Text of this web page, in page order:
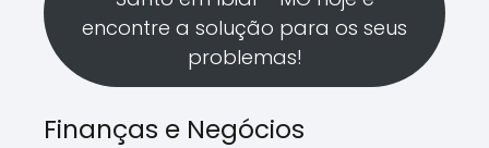
encontre a solução para os seus
problemas!
Finanças e Negócios